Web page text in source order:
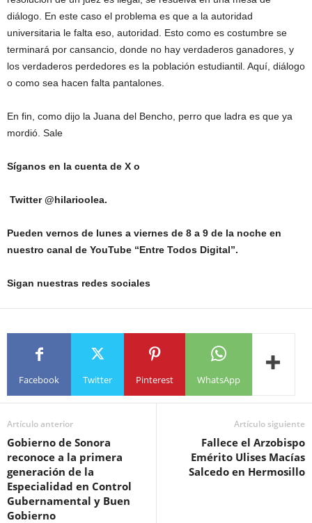
diálogo. En este caso el problema es que a la autoridad
universitaria le falta eso, autoridad. Esto como es costumbre se
terminará por cansancio, donde no hay verdaderos ganadores, y
los verdaderos perdedores es la población estudiantil. Aquí, diálogo
o como sea hacen falta pantalones.
En fin, como dijo la Juana del Bencho, perro que ladra es que ya
mordió. Sale
Síganos en la cuenta de X o
Twitter @hilarioolea.
Pueden vernos de lunes a viernes de 8 a 9 de la noche en
nuestro canal de YouTube “Entre Todos Digital”.
Sigan nuestras redes sociales
Facebook Twitter Pinterest WhatsApp
Artículo anterior
Gobierno de Sonora
reconoce a la primera
generación de la
Especialidad en Control
Gubernamental y Buen
Gobierno
Artículo siguiente
Fallece el Arzobispo
Emérito Ulises Macías
Salcedo en Hermosillo